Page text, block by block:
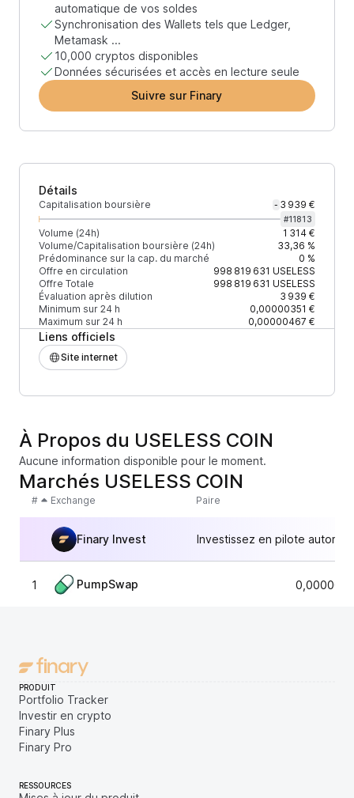
automatique de vos soldes
Synchronisation des Wallets tels que Ledger,
Metamask ...
10,000 cryptos disponibles
Données sécurisées et accès en lecture seule
Suivre sur Finary
Détails
Capitalisation boursière - 3 939 €
#11813
Volume (24h)
1 314 €
Volume/Capitalisation boursière (24h)
33,36 %
Prédominance sur la cap. du marché
0 %
Offre en circulation
998 819 631 USELESS
Offre Totale
998 819 631 USELESS
Évaluation après dilution
3 939 €
Minimum sur 24 h
0,00000351 €
Maximum sur 24 h
0,00000467 €
Liens officiels
Site internet
À Propos du USELESS COIN
Aucune information disponible pour le moment.
Marchés USELESS COIN
# Exchange Paire
Finary Invest Investissez en pilote
1 PumpSwap
PRODUIT
Portfolio Tracker
Investir en crypto
Finary Plus
Finary Pro
RESSOURCES